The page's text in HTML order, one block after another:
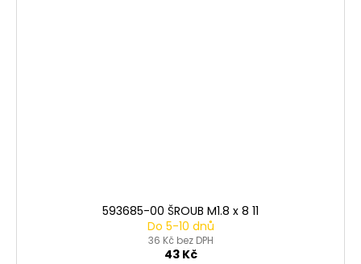
593685-00 ŠROUB M1.8 x 8 11
Do 5-10 dnů
36 Kč bez DPH
43 Kč